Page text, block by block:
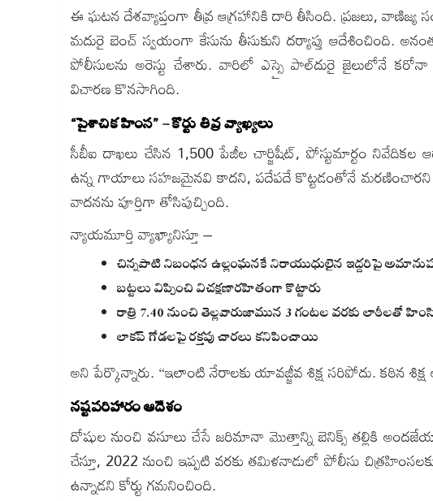
ఈ ఘటన దేశవ్యాప్తంగా తీవ్ర ఆగ్రహానికి దారి తీసింది. ప్రజలు, వాణిజ్య
మదురై బెంచ్‌ స్వయంగా కేసును తీసుకుని దర్యాప్తు ఆదేశించింది.
పోలీసులను అరెస్టు చేశారు. వారిలో ఎస్సై పాల్‌దురై జైలులోనే
విచారణ కొనసాగింది.
“పైశాచిక హింస” – కోర్టు తీవ్ర వ్యాఖ్యలు
సీబీఐ దాఖలు చేసిన 1,500 పేజీల చార్జిషీట్‌, పోస్టుమార్టం నివేదికల
ఉన్న గాయాలు సహజమైనవి కాదని, పదేపదే కొట్టడంతోనే మరణించారని
వాదనను పూర్తిగా తోసిపుచ్చింది.
న్యాయమూర్తి వ్యాఖ్యానిస్తూ –
చిన్నపాటి నిబంధన ఉల్లంఘనకే నిరాయుధులైన ఇద్దరిపై
బట్టలు విప్పించి విచక్షణారహితంగా కొట్టారు
రాత్రి 7.40 నుంచి తెల్లవారుజామున 3 గంటల వరకు లాఠీలతో
లాకప్‌ గోడలపై రక్తపు చారలు కనిపించాయి
అని పేర్కొన్నారు. “ఇలాంటి నేరాలకు యావజ్జీవ శిక్ష సరిపోదు. కఠిన
నష్టపరిహారం ఆదేశం
దోషుల నుంచి వసూలు చేసే జరిమానా మొత్తాన్ని బెనిక్స్‌ తల్లికి
చేస్తూ, 2022 నుంచి ఇప్పటి వరకు తమిళనాడులో పోలీసు
ఉన్నాడని కోర్టు గమనించింది.